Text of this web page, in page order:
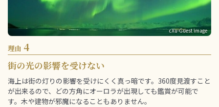
cXu-Guest image
理由 4
街の光の影響を受けない
海上は街の灯りの影響を受けにくく真っ暗です。360度見渡すこと
が出来るので、どの方角にオーロラが出現しても鑑賞が可能で
す。木や建物が邪魔になることもありません。